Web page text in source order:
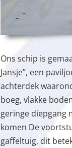
Ons schip is
Jansje”, een
achterdek
boeg, vlakke
geringe diepgang
komen De
gaffeltuig, dit